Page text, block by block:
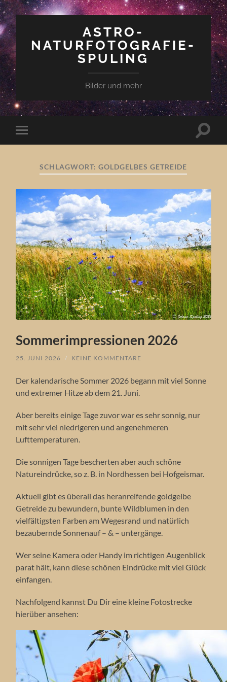
ASTRO-
NATURFOTOGRAFIE-
SPULING
Bilder und mehr
Mobile-
Menü
SCHLAGWORT:GOLDGELBES GETREIDE
Sommerimpressionen 2026
25. JUNI 2026 / KEINE KOMMENTARE
Der kalendarische Sommer 2026 begann mit viel Sonne
und extremer Hitze ab dem 21. Juni.
Aber bereits einige Tage zuvor war es sehr sonnig, nur
mit sehr viel niedrigeren und angenehmeren
Lufttemperaturen.
Die sonnigen Tage bescherten aber auch schöne
Natureindrücke, so z. B. in Nordhessen bei Hofgeismar.
Aktuell gibt es überall das heranreifende goldgelbe
Getreide zu bewundern, bunte Wildblumen in den
vielfältigsten Farben am Wegesrand und natürlich
bezaubernde Sonnenauf – & – untergänge.
Wer seine Kamera oder Handy im richtigen Augenblick
parat hält, kann diese schönen Eindrücke mit viel Glück
einfangen.
Nachfolgend kannst Du Dir eine kleine Fotostrecke
hierüber ansehen: